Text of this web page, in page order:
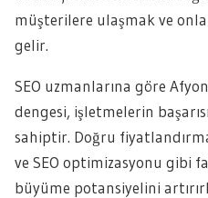
müşterilere ulaşmak ve
gelir.
SEO uzmanlarına göre
dengesi, işletmelerin
sahiptir. Doğru
ve SEO optimizasyonu gibi
büyüme potansiyelini